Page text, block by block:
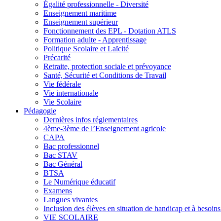
Égalité professionnelle - Diversité
Enseignement maritime
Enseignement supérieur
Fonctionnement des EPL - Dotation ATLS
Formation adulte - Apprentissage
Politique Scolaire et Laïcité
Précarité
Retraite, protection sociale et prévoyance
Santé, Sécurité et Conditions de Travail
Vie fédérale
Vie internationale
Vie Scolaire
Pédagogie
Dernières infos réglementaires
4ème-3ème de l’Enseignement agricole
CAPA
Bac professionnel
Bac STAV
Bac Général
BTSA
Le Numérique éducatif
Examens
Langues vivantes
Inclusion des élèves en situation de handicap et à
VIE SCOLAIRE